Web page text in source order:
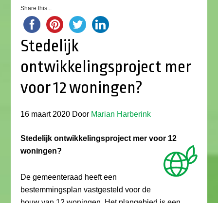
Share this...
Stedelijk
ontwikkelingsproject mer
voor 12 woningen?
16 maart 2020 Door Marian Harberink
Stedelijk ontwikkelingsproject mer voor 12
woningen?
De gemeenteraad heeft een
bestemmingsplan vastgesteld voor de